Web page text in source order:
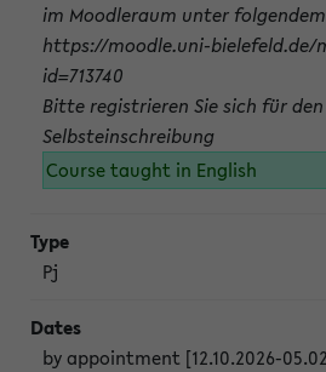
im Moodleraum unter
https://moodle.uni-bielefeld.de/
id=713740
Bitte registrieren Sie sich für
Selbsteinschreibung
Course taught in English
Pj
by appointment [12.10.2026-